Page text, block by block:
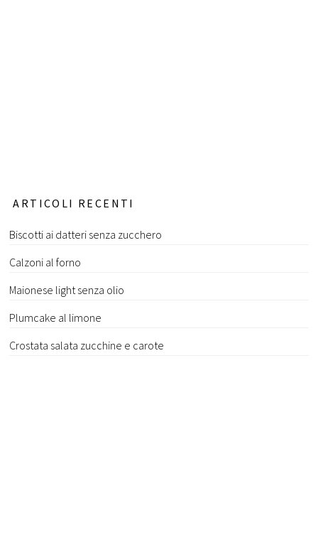
ARTICOLI RECENTI
Biscotti ai datteri senza zucchero
Calzoni al forno
Maionese light senza olio
Plumcake al limone
Crostata salata zucchine e carote